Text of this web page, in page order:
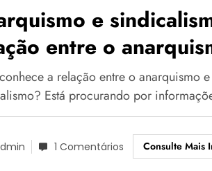
e
entre o
a relação entre o anarquismo
Está procurando por
1 Comentários Consulte Mais